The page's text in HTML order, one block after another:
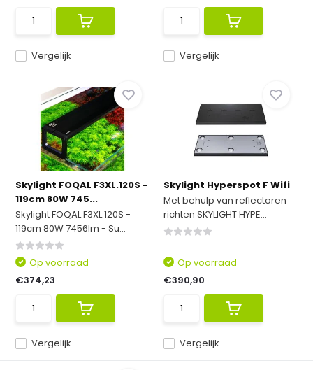
Vergelijk Vergelijk
Skylight FOQAL F3XL.120S -
119cm 80W 745...
Skylight FOQAL F3XL.120S -
119cm 80W 7456lm - Su...
Vergelijk
Op voorraad
€374,23
Skylight Hyperspot F Wifi
Met behulp van reflectoren
richten SKYLIGHT HYPE...
Vergelijk
Op voorraad
€390,90